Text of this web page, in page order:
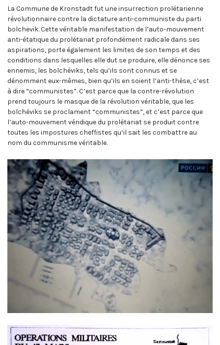
La Commune de Kronstadt fut une insurrection prolétarienne
révolutionnaire contre la dictature anti-communiste du parti
bolchevik. Cette véritable manifestation de l’auto-mouvement
anti-étatique du prolétariat profondément radicale dans ses
aspirations, porte également les limites de son temps et des
conditions dans lesquelles elle dut se produire, elle dénonce ses
ennemis, les bolchéviks, tels qu’ils sont connus et se
dénomment eux-mêmes, bien qu’ils en soient l’anti-thèse, c’est
à dire “communistes”. C’est parce que la contre-révolution
prend toujours le masque de la révolution véritable, que les
bolchéviks se proclament “communistes”, et c’est parce que
l’auto-mouvement véridique du prolétariat se produit contre
toutes les impostures cheffistes qu’il sait les combattre au
nom du communisme véritable.